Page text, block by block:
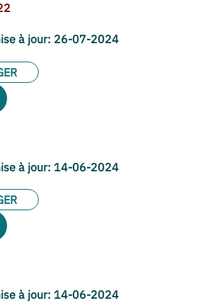
à jour: 26-07-2024
à jour: 14-06-2024
à jour: 14-06-2024